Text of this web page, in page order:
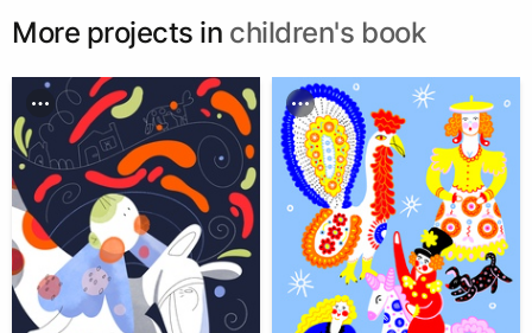
More projects in children's book